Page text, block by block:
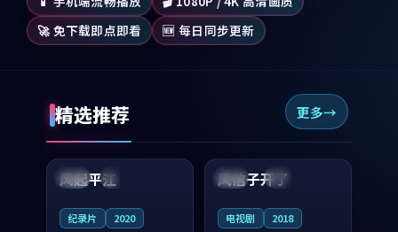
🚀 免下载即点即看
🆕 每日同步更新
精选推荐 更多
美国 完结
99:07
风起平江
纪录片 2020
法国 4K
99:21
风信子开了
电视剧 2018